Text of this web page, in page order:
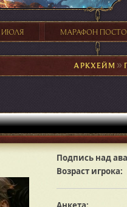
ИЮЛЯ МАРАФОН
АРКХЕЙМ ►
Подпись над
Возраст игрока: